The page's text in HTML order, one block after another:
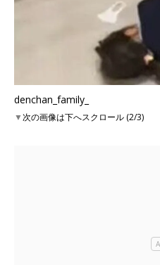
denchan_family_
▼次の画像は下へスクロール (2/3)